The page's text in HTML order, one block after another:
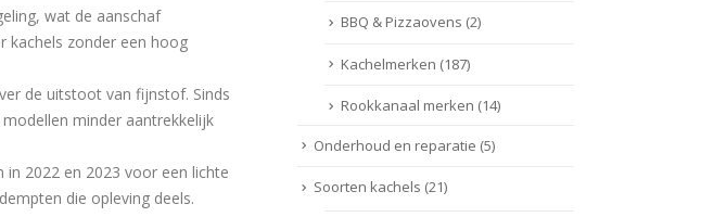
wat de aanschaf
kachels zonder een hoog
de uitstoot van fijnstof. Sinds
minder aantrekkelijk
in 2022 en 2023 voor een lichte
die opleving deels.
BBQ & Pizzaovens (2)
Kachelmerken (187)
Rookkanaal merken (14)
Onderhoud en reparatie (5)
Soorten kachels (21)